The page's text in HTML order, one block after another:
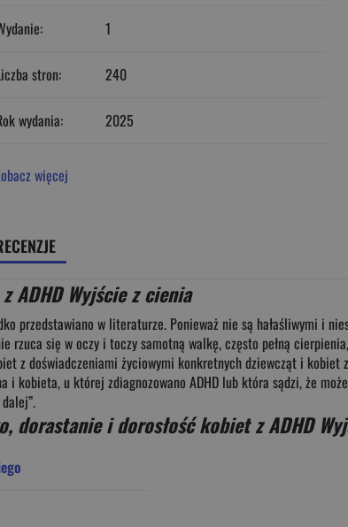
1
stron: 240
wydania: 2025
więcej
ADHD Wyjście z cienia
przedstawiano w literaturze. Ponieważ nie są hałaśliwymi i
rzuca się w oczy i toczy samotną walkę, często pełną
z doświadczeniami życiowymi konkretnych dziewcząt i
kobieta, u której zdiagnozowano ADHD lub która sądzi, że
dorastanie i dorosłość kobiet z ADHD